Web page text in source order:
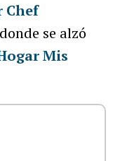
Chef
se alzó
Mis